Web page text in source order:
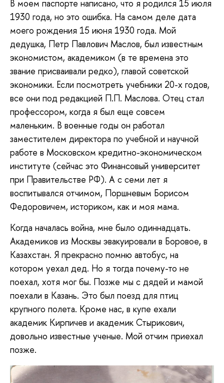
В моем паспорте написано, что я родился 15 июля
1930 года, но это ошибка. На самом деле дата
моего рождения 15 июня 1930 года. Мой
дедушка, Петр Павлович Маслов, был известным
экономистом, академиком (в те времена это
звание присваивали редко), главой советской
экономики. Если посмотреть учебники 20-х годов,
все они под редакцией П.П. Маслова. Отец стал
профессором, когда я был еще совсем
маленьким. В военные годы он работал
заместителем директора по учебной и научной
работе в Московском кредитно-экономическом
институте (сейчас это Финансовый университет
при Правительстве РФ). А с семи лет я
воспитывался отчимом, Поршневым Борисом
Федоровичем, историком, как и моя мама.
Когда началась война, мне было одиннадцать.
Академиков из Москвы эвакуировали в Боровое, в
Казахстан. Я прекрасно помню автобус, на
котором уехал дед. Но я тогда почему-то не
поехал, хотя мог бы. Позже мы с дядей и мамой
поехали в Казань. Это был поезд для птиц
крупного полета. Кроме нас, в купе ехали
академик Кирпичев и академик Стырикович,
довольно известные ученые. Мой отчим приехал
позже.